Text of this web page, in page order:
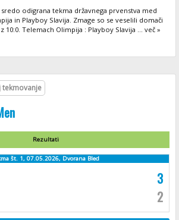
odigrana tekma državnega prvenstva med
in Playboy Slavija. Zmage so se veselili domači
10:0. Telemach Olimpija : Playboy Slavija ... več »
tekmovanje
Rezultati
št. 1, 07.05.2026, Dvorana Bled
3
2